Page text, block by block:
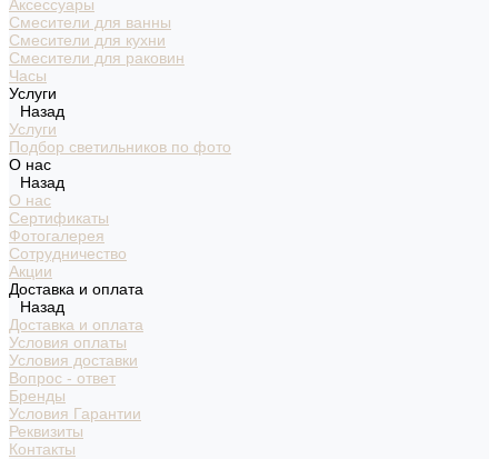
Аксессуары
Смесители для ванны
Смесители для кухни
Смесители для раковин
Часы
Услуги
Назад
Услуги
Подбор светильников по фото
О нас
Назад
О нас
Сертификаты
Фотогалерея
Сотрудничество
Акции
Доставка и оплата
Назад
Доставка и оплата
Условия оплаты
Условия доставки
Вопрос - ответ
Бренды
Условия Гарантии
Реквизиты
Контакты